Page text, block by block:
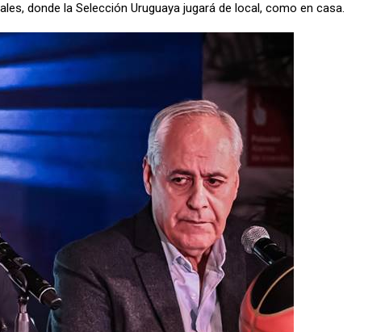
donde la Selección Uruguaya jugará de local, como en casa.